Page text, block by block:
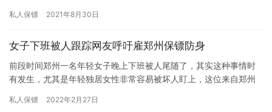
佣保镖…
私人保镖 2021年8月30日
女子下班被人跟踪网友呼吁雇郑州保镖防身
前段时间郑州一名年轻女子晚上下班被人尾随了，其实这种事情时
有发生，尤其是年轻独居女性非常容易被坏人盯上，这位来自郑州
身边更…
私人保镖 2022年2月27日